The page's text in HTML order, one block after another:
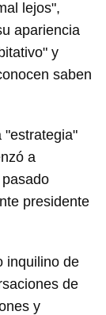
lejos",
apariencia
y
saben
"estrategia"
a
presidente
inquilino de
de
y